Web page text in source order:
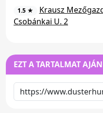
1.5 ★
Krausz
Csobánkai U. 2
EZT A TARTALMAT